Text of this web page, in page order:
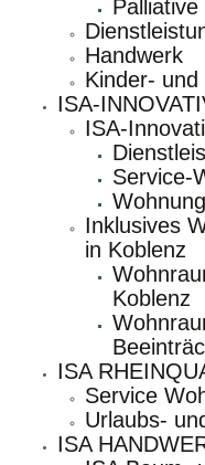
Palliative
Handwerk
Kinder-
ISA-
ISA-
Service-
Inklusives
in Koblenz
Koblenz
ISA
Service
Urlaubs-
ISA